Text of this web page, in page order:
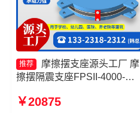
推荐
摩擦摆支座源头工厂 摩
擦摆隔震支座FPSII-4000-
座-15.0ZX支座的生产厂家 摩
￥20875